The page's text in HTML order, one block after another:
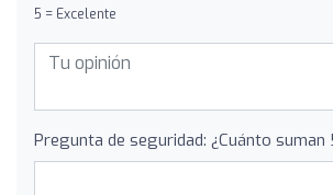
5 = Excelente
Pregunta de seguridad: ¿Cuánto suman